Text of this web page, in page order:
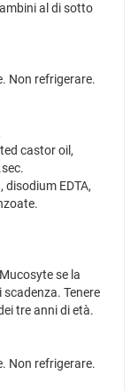
al di sotto
Non refrigerare.
castor oil,
EDTA,
se la
Tenere
tre anni di età.
Non refrigerare.